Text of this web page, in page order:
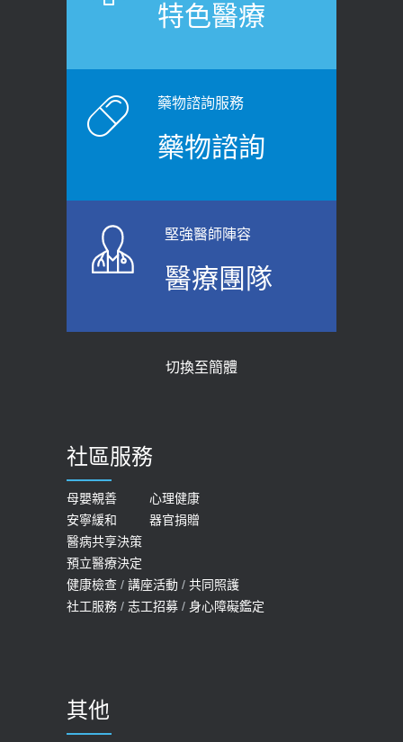
裂差異 逾50歲民眾可做1事
原則避免血糖血壓飆高
2026-06-08
上班常待在冷氣房？小心泌尿道感染
醫示警：1病症嚴重恐喪命
2026-05-21
女性必看國健署公費懶人包！這幾項檢
查完全免費 沒做虧大了
2026-05-14
老後睡不好、夜間易跌倒
2021-03-05
骨科魏志定主任接受專訪 【年代電視
質密度檢查！醫：注意5重點可逆轉
膝蓋退化有9大部位 骨科醫坦言：不
一定得換人工關節
2019-10-08
20歲迪士尼男星因癲癇猝逝 老人小
孩最好發、醫師點出8大前兆
2019-07-09
特色醫療
藥物諮詢服務
藥物諮詢
堅強醫師陣容
醫療團隊
切換至簡體
社區服務
母嬰親善
心理健康
安寧緩和
器官捐贈
醫病共享決策
預立醫療決定
健康檢查 / 講座活動 / 共同照護
社工服務 / 志工招募 / 身心障礙鑑定
其他